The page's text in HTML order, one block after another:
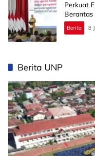
Perkuat
Berantas
Berita 8
Berita UNP